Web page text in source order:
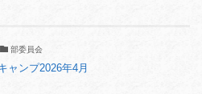
部委員会
ャンプ2026年4月